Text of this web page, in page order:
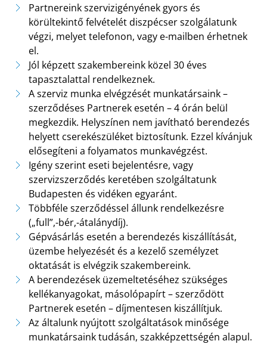
Partnereink szervizigényének gyors és
körültekintő felvételét diszpécser szolgálatunk
végzi, melyet telefonon, vagy e-mailben érhetnek
el.
Jól képzett szakembereink közel 30 éves
tapasztalattal rendelkeznek.
A szerviz munka elvégzését munkatársaink –
szerződéses Partnerek esetén – 4 órán belül
megkezdik. Helyszínen nem javítható berendezés
helyett cserekészüléket biztosítunk. Ezzel kívánjuk
elősegíteni a folyamatos munkavégzést.
Igény szerint eseti bejelentésre, vagy
szervizszerződés keretében szolgáltatunk
Budapesten és vidéken egyaránt.
Többféle szerződéssel állunk rendelkezésre
(„full”,-bér,-átalánydíj).
Gépvásárlás esetén a berendezés kiszállítását,
üzembe helyezését és a kezelő személyzet
oktatását is elvégzik szakembereink.
A berendezések üzemeltetéséhez szükséges
kellékanyagokat, másolópapírt – szerződött
Partnerek esetén – díjmentesen kiszállítjuk.
Az általunk nyújtott szolgáltatások minősége
munkatársaink tudásán, szakképzettségén alapul.